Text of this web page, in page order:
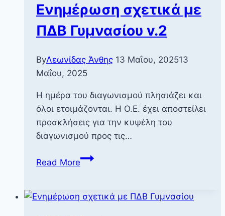
Ενημέρωση σχετικά με
ΠΔΒ Γυμνασίου v.2
ByΛεωνίδας Άνθης 13 Μαΐου, 202513
Μαΐου, 2025
Η ημέρα του διαγωνισμού πλησιάζει και
όλοι ετοιμάζονται. Η Ο.Ε. έχει αποστείλει
προσκλήσεις για την κυψέλη του
διαγωνισμού προς τις…
Read MoreΕνημέρωση
ΠΔΒ